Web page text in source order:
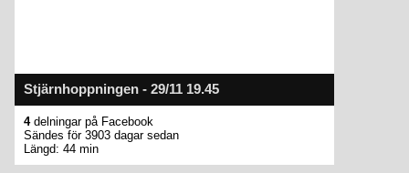
Stjärnhoppningen - 29/11 19.45
4delningar på Facebook
Sändes för 3903 dagar sedan
Längd: 44 min